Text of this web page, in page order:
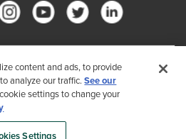
bestätigen Sie, dass Sie die
von Trex gelesen haben
content and ads, to provide
analyze our traffic.See our
settings to change your
Settings